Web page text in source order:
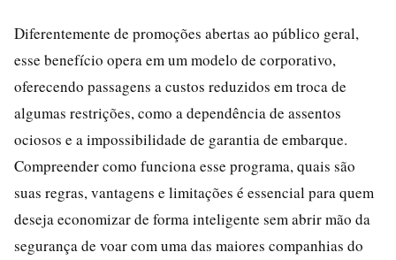
Diferentemente de promoções abertas ao público geral,
esse benefício opera em um modelo de corporativo,
oferecendo passagens a custos reduzidos em troca de
algumas restrições, como a dependência de assentos
ociosos e a impossibilidade de garantia de embarque.
Compreender como funciona esse programa, quais são
suas regras, vantagens e limitações é essencial para quem
deseja economizar de forma inteligente sem abrir mão da
segurança de voar com uma das maiores companhias do